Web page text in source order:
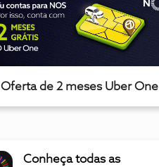
Oferta de 2 meses Uber One
Conheça todas as